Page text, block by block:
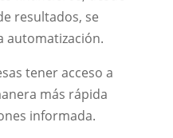
resultados, se
automatización.
tener acceso a
más rápida
informada.